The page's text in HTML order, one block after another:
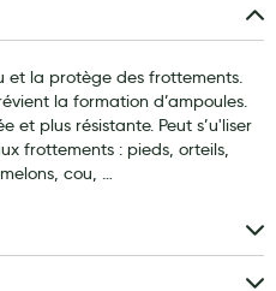
et la protège des frottements.
la formation d’ampoules.
et plus résistante. Peut s’u'liser
frottements : pieds, orteils,
cou, …